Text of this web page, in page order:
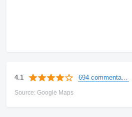
4.1
Source: Google Maps